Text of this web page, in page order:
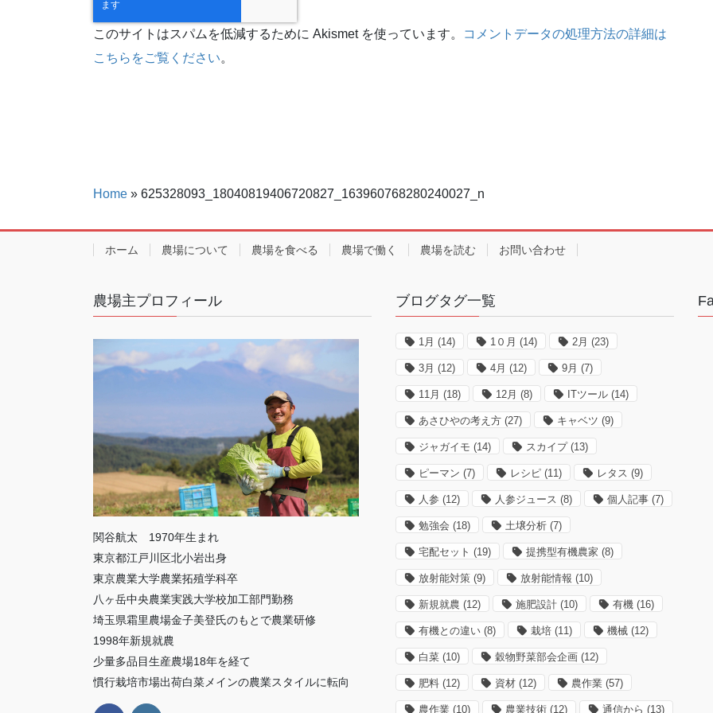
このサイトはスパムを低減するために Akismet を使っています。
コメントデータの処理方法の詳細は
こちらをご覧ください。
Home » 625328093_18040819406720827_163960768280240027_n
ホーム 農場について 農場を食べる 農場で働く 農場を読む お問い合わせ
農場主プロフィール
関谷航太 1970年生まれ
東京都江戸川区北小岩出身
東京農業大学農業拓殖学科卒
八ヶ岳中央農業実践大学校加工部門勤務
埼玉県霜里農場金子美登氏のもとで農業研修
1998年新規就農
少量多品目生産農場18年を経て
慣行栽培市場出荷白菜メインの農業スタイルに転向
ブログタグ一覧
1月 (14) 1０月 (14) 2月 (23)
3月 (12) 4月 (12) 9月 (7)
11月 (18) 12月 (8) ITツール (14)
あさひやの考え方 (27) キャベツ (9)
ジャガイモ (14) スカイプ(13)
ピーマン (7) レシピ (11) レタス (9)
人参 (12) 人参ジュース (8) 個人記事 (7)
勉強会 (18) 土壌分析 (7)
宅配セット (19) 提携型有機農家 (8)
放射能対策 (9) 放射能情報 (10)
新規就農 (12) 施肥設計 (10) 有機 (16)
有機との違い (8) 栽培 (11) 機械 (12)
白菜 (10) 穀物野菜部会企画 (12)
肥料 (12) 資材 (12) 農作業 (57)
農作業 (10) 農業技術 (12) 通信から (13)